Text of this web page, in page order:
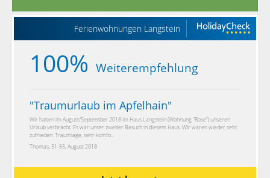
Ferienwohnungen Langstein
100% Weiterempfehlung
"Traumurlaub im Apfelhain"
Wir haben im August/September 2018 im Haus Langstein (Wohnung "Rose") unseren
Urlaub verbracht. Es war unser zweiter Besuch in diesem Haus. Wir waren wieder sehr
zufrieden. Traumlage, sehr komfo...
Thomas, 51-55, August 2018